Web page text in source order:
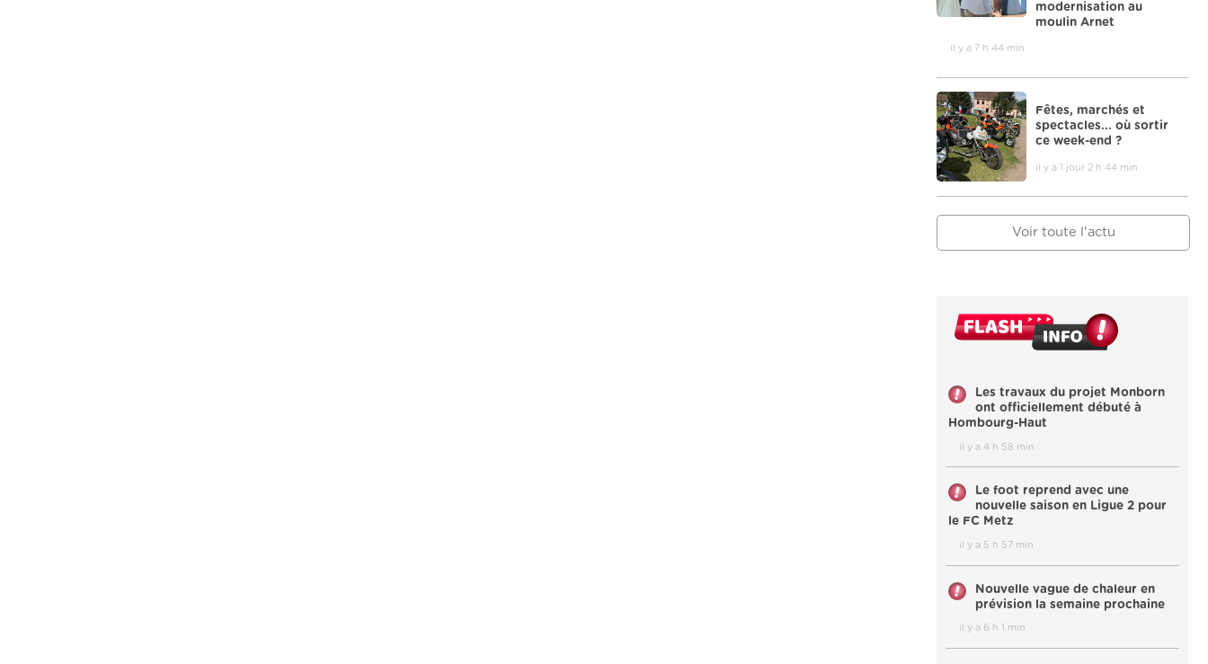
modernisation au
moulin Arnet
il y a 7 h 44 min
Fêtes, marchés et
spectacles... où sortir
ce week-end ?
il y a 1 jour 2 h 44 min
Voir toute l'actu
Les travaux du projet Monborn
ont officiellement débuté à
Hombourg-Haut
il y a 4 h 58 min
Le foot reprend avec une
nouvelle saison en Ligue 2 pour
le FC Metz
il y a 5 h 57 min
Nouvelle vague de chaleur en
prévision la semaine prochaine
il y a 6 h 1 min